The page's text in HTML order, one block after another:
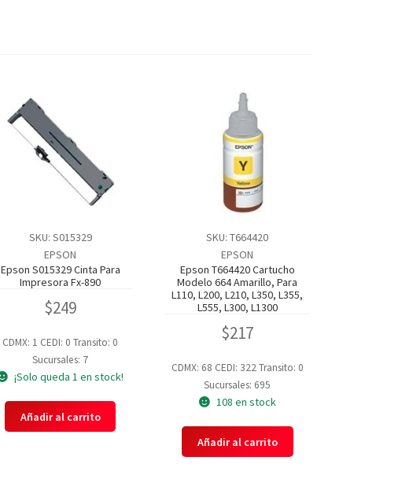
SKU: S015329
EPSON
Epson S015329 Cinta Para
Impresora Fx-890
$249
CDMX: 1 CEDI: 0Transito: 0
Sucursales: 7
¡Solo queda 1 en stock!
Añadir al carrito
SKU: T664420
EPSON
Epson T664420 Cartucho
Modelo 664 Amarillo, Para
L110, L200, L210, L350, L355,
L555, L300, L1300
$217
CDMX: 68 CEDI: 322Transito: 0
Sucursales: 695
108 en stock
Añadir al carrito